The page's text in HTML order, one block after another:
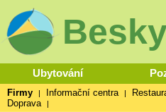
Ubytování
Firmy | Informační centra |
Doprava
|